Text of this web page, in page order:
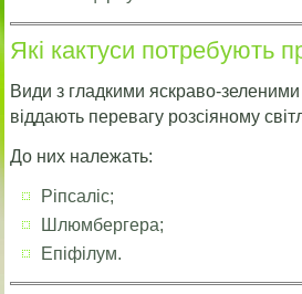
Які кактуси потребують
Види з гладкими яскраво-
віддають перевагу розсіяному
До них належать:
Ріпсаліс;
Шлюмбергера;
Епіфілум.